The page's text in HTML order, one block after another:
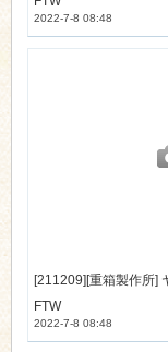
2022-7-8 08:48
FTW
2022-7-8 08:48